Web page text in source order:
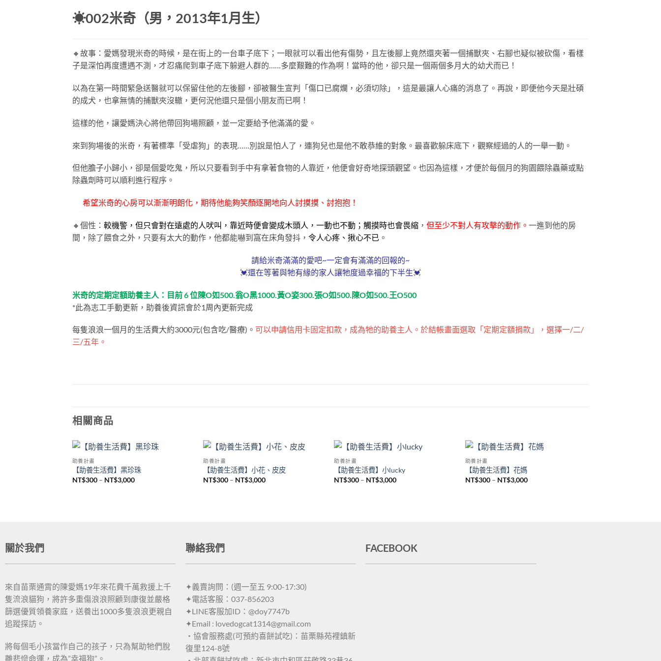
☀002米奇（男，2013年1月生）
🔸故事：愛媽發現米奇的時候，是在街上的一台車子底下；一眼就可以看出他有傷勢，且左後腳上竟然還夾著一個捕獸夾、右腳也疑似被砍傷，看樣
子是深怕再度遭遇不測，才忍痛爬到車子底下躲避人群的……多麼艱難的作為啊！當時的他，卻只是一個兩個多月大的幼犬而已！
以為在第一時間緊急送醫就可以保留住他的左後腳，卻被醫生宣判「傷口已腐爛，必須切除」，這是最讓人心痛的消息了。再說，即便他今天是壯碩
的成犬，也拿無情的捕獸夾沒轍，更何況他還只是個小朋友而已啊！
這樣的他，讓愛媽決心將他帶回狗場照顧，並一定要給予他滿滿的愛。
來到狗場後的米奇，有著標準「受虐狗」的表現……別說是怕人了，連狗兒也是他不敢恭維的對象。最喜歡躲床底下，觀察經過的人的一舉一動。
但他膽子小歸小，卻是個愛吃鬼，所以只要看到手中有拿著食物的人靠近，他便會好奇地探頭觀望。也因為這樣，才便於每個月的狗園餵除蟲藥或點
除蟲劑時可以順利進行程序。
希望米奇的心房可以漸漸明朗化，期待他能夠笑顏逐開地向人討摸摸、討抱抱！
🔸個性： 較機警，但只會對在遠處的人吠叫，靠近時便會變成木頭人，一動也不動；觸摸時也會畏縮 ， 但至少不對人有攻擊的動作。 一進到他的房
間，除了餵食之外，只要有太大的動作，他都能嚇到窩在床角發抖， 令人心疼、揪心不已 。
請給米奇滿滿的愛吧~一定會有滿滿的回報的~
💓還在等著與牠有緣的家人讓牠度過幸福的下半生💓
米奇的定期定額助養主人：目前 6 位陳O如500.翁O黑1000.黃O姿300.張O如500.陳O如500.王O500
*此為志工手動更新，助養後資訊會於1周內更新完成
每隻浪浪一個月的生活費大約3000元(包含吃/醫療)。 可以申請信用卡固定扣款，成為牠的助養主人。於結帳畫面選取「定期定額捐款」，選擇一/二/
三/五年。
相關商品
助養計畫
【助養生活費】黑珍珠
NT$300 – NT$3,000
助養計畫
【助養生活費】小花、皮皮
NT$300 – NT$3,000
助養計畫
【助養生活費】小lucky
NT$300 – NT$3,000
助養計畫
【助養生活費】花媽
NT$300 – NT$3,000
關於我們
來自苗栗通霄的陳愛媽19年來花費千萬救援上千
隻流浪貓狗，將許多重傷浪浪照顧到康復並嚴格
篩選優質領養家庭，送養出1000多隻浪浪更親自
追蹤探訪。
將每個毛小孩當作自己的孩子，只為幫助牠們脫
離悲慘命運，成為”幸福狗”。
聯絡我們
✦義賣詢問：(週一至五 9:00-17:30)
✦電話客服：037-856203
✦LINE客服加ID：@doy7747b
✦Email : lovedogcat1314@gmail.com
・協會服務處(可預約喜餅試吃)：苗栗縣苑裡鎮新
復里124-8號
FACEBOOK